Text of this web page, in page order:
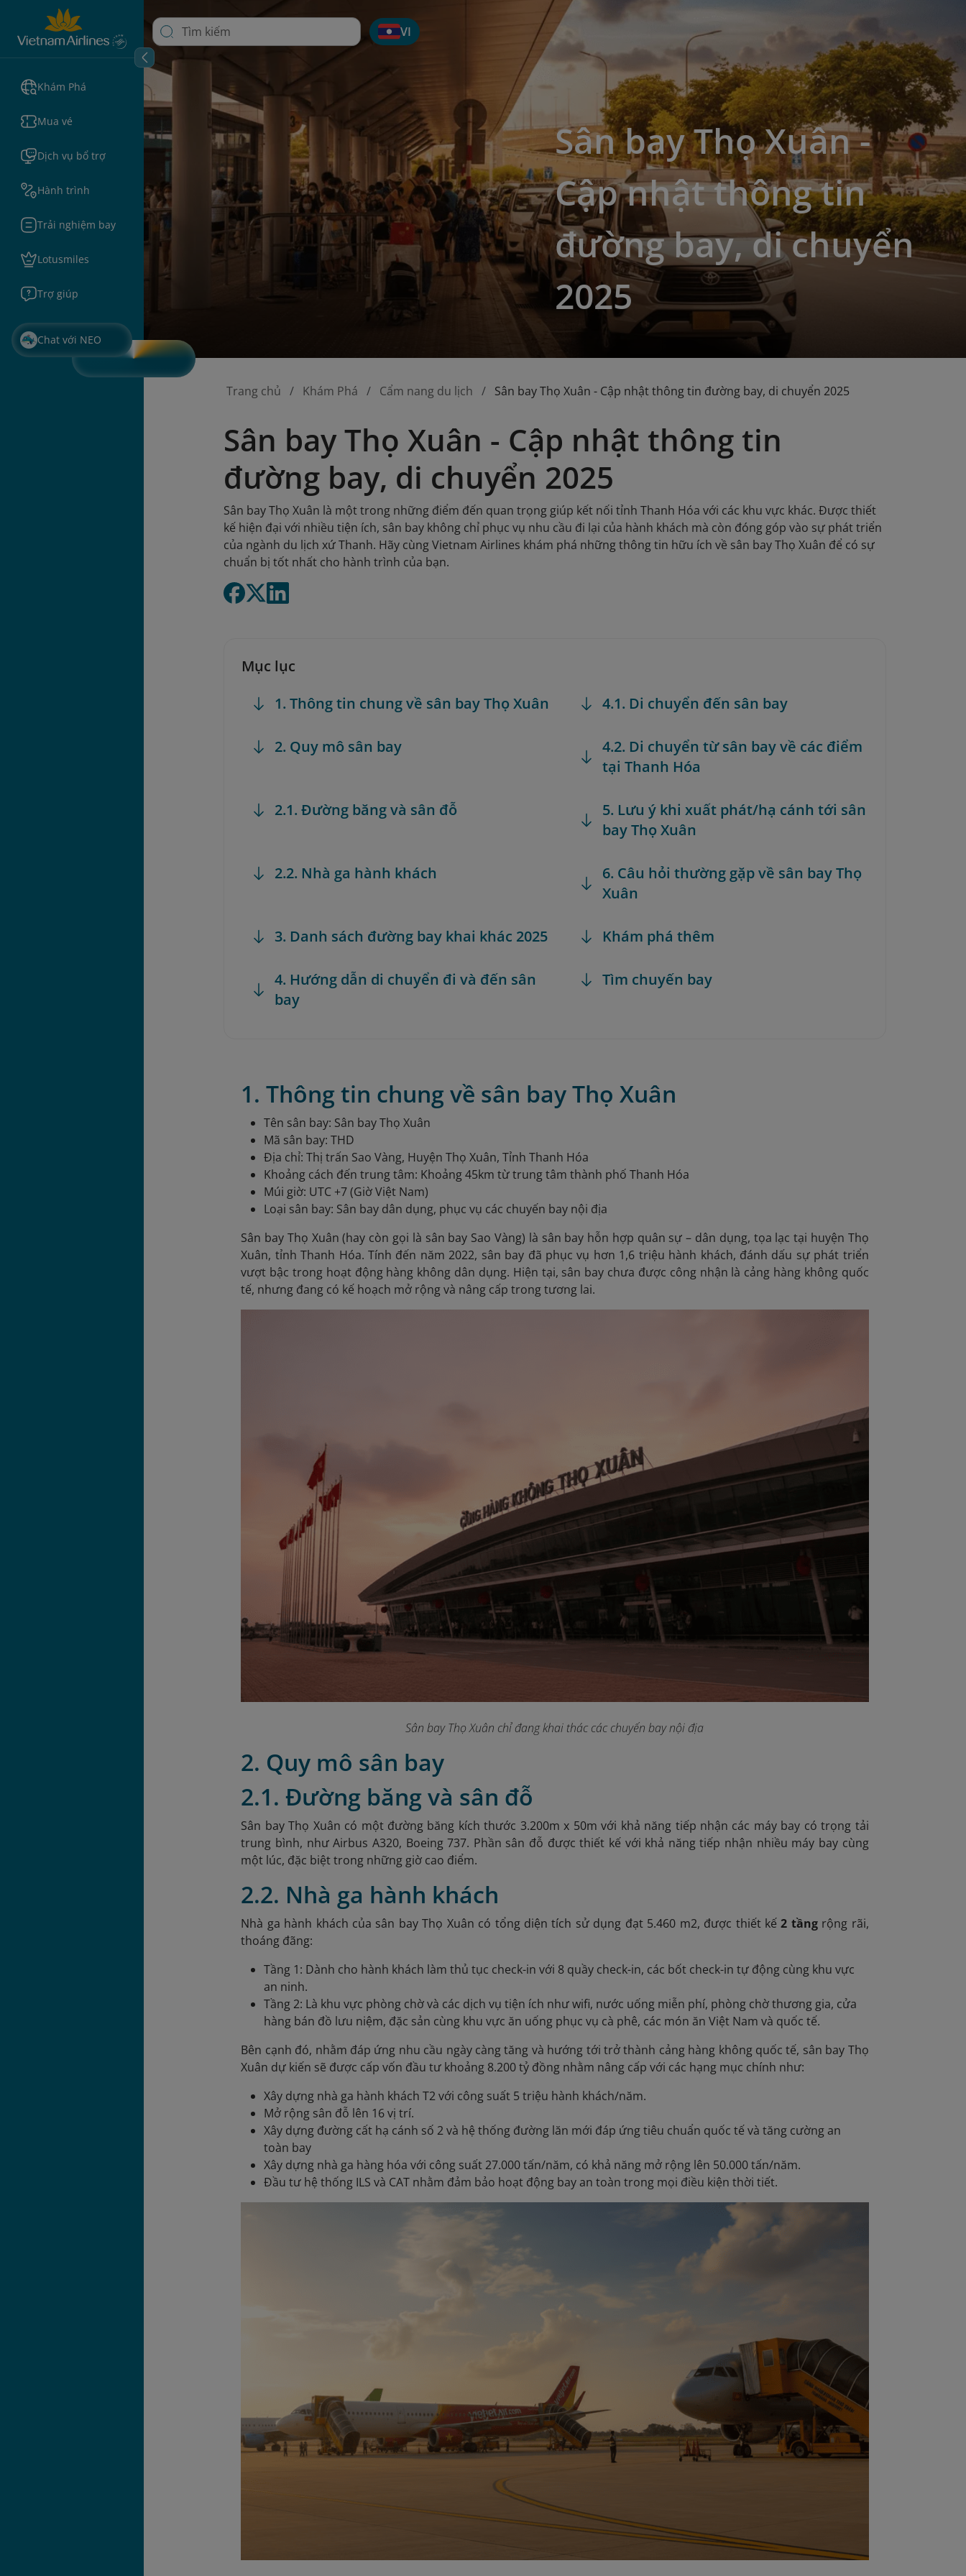
Khám Phá
Mua vé
Dịch vụ bổ trợ
Hành trình
Trải nghiệm bay
Lotusmiles
Trợ giúp
Chat với NEO
VI
Sân bay Thọ Xuân -
Cập nhật thông tin
đường bay, di chuyển
2025
Trang chủ Khám Phá Cẩm nang du lịch Sân bay Thọ Xuân - Cập nhật thông tin đường bay, di chuyển 2025
Sân bay Thọ Xuân - Cập nhật thông tin
đường bay, di chuyển 2025
Sân bay Thọ Xuân là một trong những điểm đến quan trọng giúp kết nối tỉnh Thanh Hóa với các khu vực khác. Được thiết
kế hiện đại với nhiều tiện ích, sân bay không chỉ phục vụ nhu cầu đi lại của hành khách mà còn đóng góp vào sự phát triển
của ngành du lịch xứ Thanh. Hãy cùng Vietnam Airlines khám phá những thông tin hữu ích về sân bay Thọ Xuân để có sự
chuẩn bị tốt nhất cho hành trình của bạn.
Mục lục
1. Thông tin chung về sân bay Thọ Xuân
2. Quy mô sân bay
2.1. Đường băng và sân đỗ
2.2. Nhà ga hành khách
3. Danh sách đường bay khai khác 2025
4. Hướng dẫn di chuyển đi và đến sân
bay
4.1. Di chuyển đến sân bay
4.2. Di chuyển từ sân bay về các điểm
tại Thanh Hóa
5. Lưu ý khi xuất phát/hạ cánh tới sân
bay Thọ Xuân
6. Câu hỏi thường gặp về sân bay Thọ
Xuân
Khám phá thêm
Tìm chuyến bay
1. Thông tin chung về sân bay Thọ Xuân
Tên sân bay: Sân bay Thọ Xuân
Mã sân bay: THD
Địa chỉ: Thị trấn Sao Vàng, Huyện Thọ Xuân, Tỉnh Thanh Hóa
Khoảng cách đến trung tâm: Khoảng 45km từ trung tâm thành phố Thanh Hóa
Múi giờ: UTC +7 (Giờ Việt Nam)
Loại sân bay: Sân bay dân dụng, phục vụ các chuyến bay nội địa
Sân bay Thọ Xuân (hay còn gọi là sân bay Sao Vàng) là sân bay hỗn hợp quân sự – dân dụng, tọa lạc tại huyện Thọ
Xuân, tỉnh Thanh Hóa. Tính đến năm 2022, sân bay đã phục vụ hơn 1,6 triệu hành khách, đánh dấu sự phát triển
vượt bậc trong hoạt động hàng không dân dụng. Hiện tại, sân bay chưa được công nhận là cảng hàng không quốc
tế, nhưng đang có kế hoạch mở rộng và nâng cấp trong tương lai.
Sân bay Thọ Xuân chỉ đang khai thác các chuyến bay nội địa
2. Quy mô sân bay
2.1. Đường băng và sân đỗ
Sân bay Thọ Xuân có một đường băng kích thước 3.200m x 50m với khả năng tiếp nhận các máy bay có trọng tải
trung bình, như Airbus A320, Boeing 737. Phần sân đỗ được thiết kế với khả năng tiếp nhận nhiều máy bay cùng
một lúc, đặc biệt trong những giờ cao điểm.
2.2. Nhà ga hành khách
Nhà ga hành khách của sân bay Thọ Xuân có tổng diện tích sử dụng đạt 5.460 m2, được thiết kế2 tầngrộng rãi,
thoáng đãng:
Tầng 1: Dành cho hành khách làm thủ tục check-in với 8 quầy check-in, các bốt check-in tự động cùng khu vực
an ninh.
Tầng 2: Là khu vực phòng chờ và các dịch vụ tiện ích như wifi, nước uống miễn phí, phòng chờ thương gia, cửa
hàng bán đồ lưu niệm, đặc sản cùng khu vực ăn uống phục vụ cà phê, các món ăn Việt Nam và quốc tế.
Bên cạnh đó, nhằm đáp ứng nhu cầu ngày càng tăng và hướng tới trở thành cảng hàng không quốc tế, sân bay Thọ
Xuân dự kiến sẽ được cấp vốn đầu tư khoảng 8.200 tỷ đồng nhằm nâng cấp với các hạng mục chính như:
Xây dựng nhà ga hành khách T2 với công suất 5 triệu hành khách/năm.
Mở rộng sân đỗ lên 16 vị trí.
Xây dựng đường cất hạ cánh số 2 và hệ thống đường lăn mới đáp ứng tiêu chuẩn quốc tế và tăng cường an
toàn bay
Xây dựng nhà ga hàng hóa với công suất 27.000 tấn/năm, có khả năng mở rộng lên 50.000 tấn/năm.
Đầu tư hệ thống ILS và CAT nhằm đảm bảo hoạt động bay an toàn trong mọi điều kiện thời tiết.